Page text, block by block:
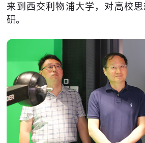
关于我们
来到西交利物浦大学，对高校
研。